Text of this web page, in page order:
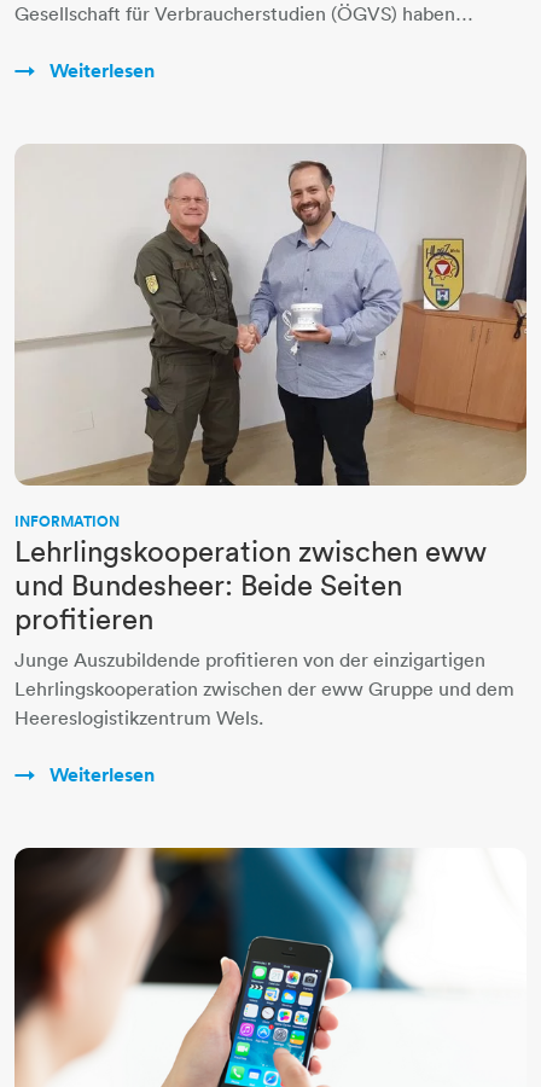
Gesellschaft für Verbraucherstudien (ÖGVS) haben…
Weiterlesen
INFORMATION
Lehrlingskooperation zwischen eww
und Bundesheer: Beide Seiten
profitieren
Junge Auszubildende profitieren von der einzigartigen
Lehrlingskooperation zwischen der eww Gruppe und dem
Heereslogistikzentrum Wels.
Weiterlesen